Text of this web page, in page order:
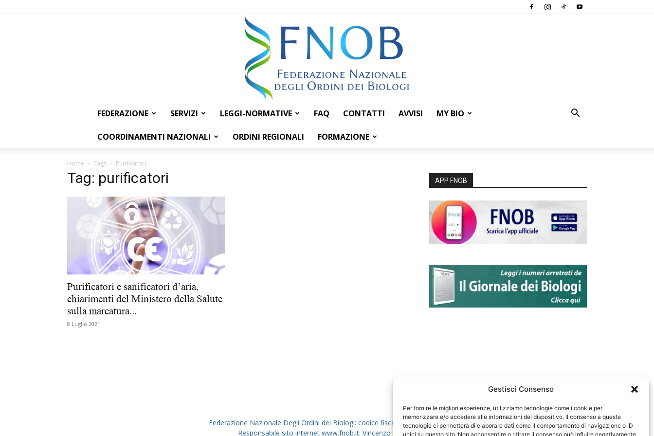
Gestisci Consenso
Per fornire le migliori esperienze, utilizziamo tecnologie come i cookie per
memorizzare e/o accedere alle informazioni del dispositivo. Il consenso a queste
tecnologie ci permetterà di elaborare dati come il comportamento di navigazione o ID
unici su questo sito. Non acconsentire o ritirare il consenso può influire negativamente
Federazione
FEDERAZIONE SERVIZI LEGGI-NORMATIVE FAQ CONTATTI AVVISI MY BIO
COORDINAMENTI NAZIONALI ORDINI REGIONALI FORMAZIONE
Home Tags Purificatori
Tag: purificatori
Purificatori e sanificatori d’aria,
chiarimenti del Ministero della Salute
sulla marcatura...
8 Luglio 2021
APP FNOB
Federazione Nazionale Degli Ordini dei Biologi: codice fiscale 80069130583
Responsabile sito internet www.fnob.it: Vincenzo D'Anna